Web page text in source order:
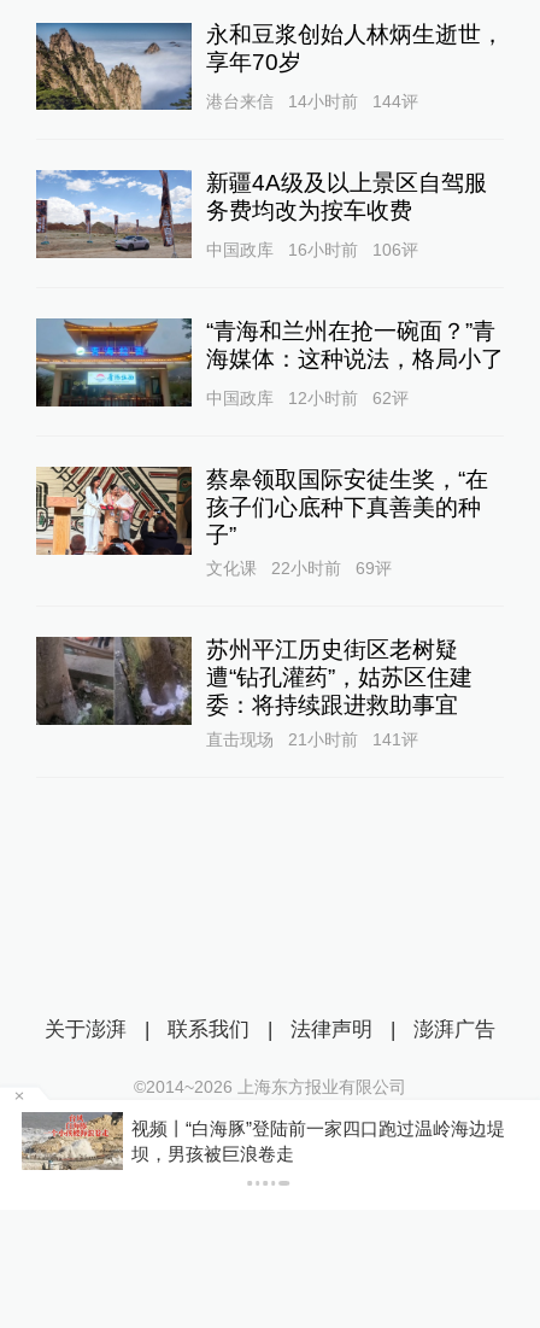
永和豆浆创始人林炳生逝世，
享年70岁
港台来信 14小时前 144评
新疆4A级及以上景区自驾服
务费均改为按车收费
中国政库 16小时前 106评
“青海和兰州在抢一碗面？”青
海媒体：这种说法，格局小了
中国政库 12小时前 62评
蔡皋领取国际安徒生奖，“在
孩子们心底种下真善美的种
子”
文化课 22小时前 69评
苏州平江历史街区老树疑
遭“钻孔灌药”，姑苏区住建
委：将持续跟进救助事宜
直击现场 21小时前 141评
视频丨“白海豚”登陆前一家四口跑过温岭海边堤
坝，男孩被巨浪卷走
关于澎湃 | 联系我们 | 法律声明 | 澎湃广告
©2014~2026 上海东方报业有限公司
沪ICP证：沪B2-20170116 | 沪ICP备14003370号
互联网新闻信息服务许可证：31120170006
沪公网安备 31010602000299号